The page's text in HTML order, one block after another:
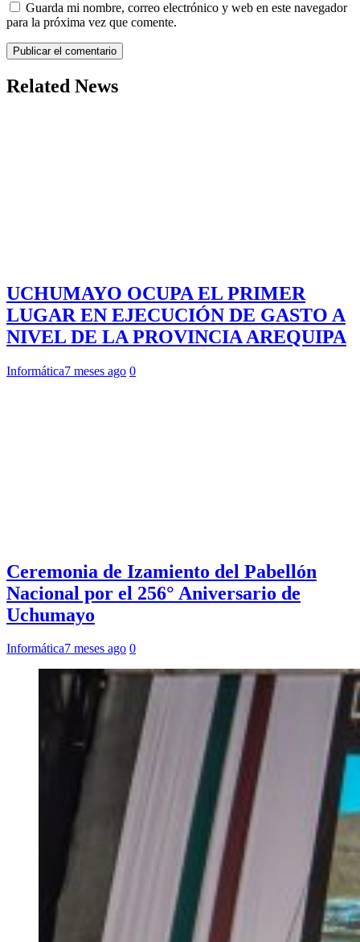
Guarda mi nombre, correo electrónico y web en este navegador
para la próxima vez que comente.
Related News
UCHUMAYO OCUPA EL PRIMER
LUGAR EN EJECUCIÓN DE GASTO A
NIVEL DE LA PROVINCIA AREQUIPA
Informática7 meses ago 0
Ceremonia de Izamiento del Pabellón
Nacional por el 256° Aniversario de
Uchumayo
Informática7 meses ago 0